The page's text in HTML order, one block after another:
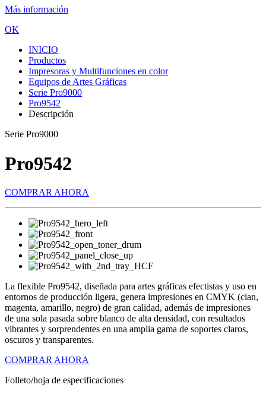
Más información
OK
INICIO
Productos
Impresoras y Multifunciones en color
Equipos de Artes Gráficas
Serie Pro9000
Pro9542
Descripción
Serie Pro9000
Pro9542
COMPRAR AHORA
La flexible Pro9542, diseñada para artes gráficas efectistas y uso en
entornos de producción ligera, genera impresiones en CMYK (cian,
magenta, amarillo, negro) de gran calidad, además de impresiones
de una sola pasada sobre blanco de alta densidad, con resultados
vibrantes y sorprendentes en una amplia gama de soportes claros,
oscuros y transparentes.
COMPRAR AHORA
Folleto/hoja de especificaciones